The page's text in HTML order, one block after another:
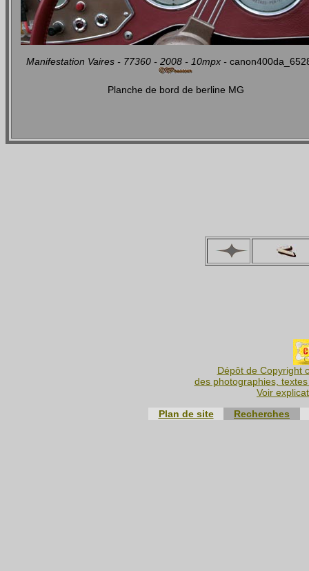
Manifestation Vaires - 77360 - 2008 - 10mpx -
Planche de bord de berline MG
Dépôt de Copyright
des photographies,
Voir
Plan de site
Recherches